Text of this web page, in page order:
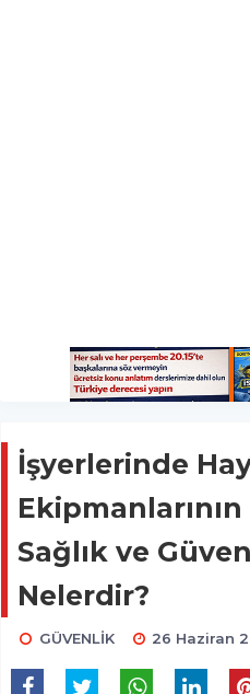
İşyerlerinde
Sağlık ve
Nelerdir?
GÜVENLİK 26 Haziran